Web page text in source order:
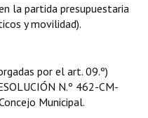
la partida presupuestaria
y movilidad).
por el art. 09.º)
N.º 462-CM-
Municipal.